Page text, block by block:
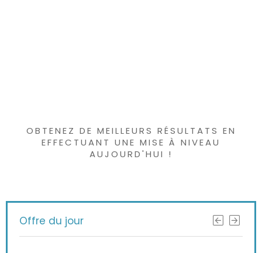
OBTENEZ DE MEILLEURS RÉSULTATS EN
EFFECTUANT UNE MISE À NIVEAU
AUJOURD'HUI !
Offre du jour